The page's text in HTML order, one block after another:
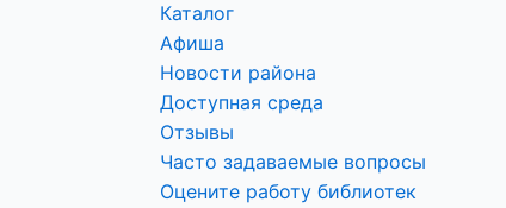
Каталог
Афиша
Новости района
Доступная среда
Отзывы
Часто задаваемые вопросы
Оцените работу библиотек